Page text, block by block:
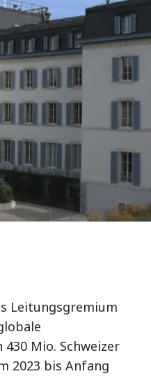
Leitungsgremium
Mio. Schweizer
2023 bis Anfang